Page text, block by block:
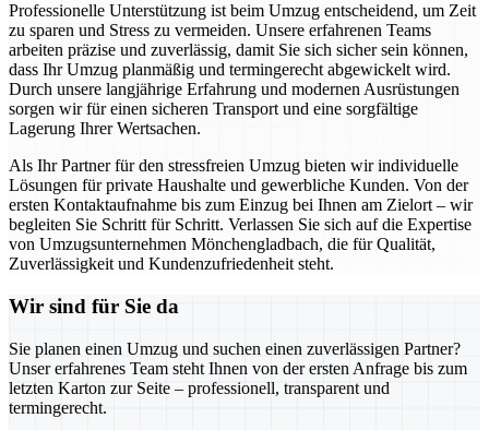
Professionelle Unterstützung ist beim Umzug entscheidend, um Zeit
zu sparen und Stress zu vermeiden. Unsere erfahrenen Teams
arbeiten präzise und zuverlässig, damit Sie sich sicher sein können,
dass Ihr Umzug planmäßig und termingerecht abgewickelt wird.
Durch unsere langjährige Erfahrung und modernen Ausrüstungen
sorgen wir für einen sicheren Transport und eine sorgfältige
Lagerung Ihrer Wertsachen.
Als Ihr Partner für den stressfreien Umzug bieten wir individuelle
Lösungen für private Haushalte und gewerbliche Kunden. Von der
ersten Kontaktaufnahme bis zum Einzug bei Ihnen am Zielort – wir
begleiten Sie Schritt für Schritt. Verlassen Sie sich auf die Expertise
von Umzugsunternehmen Mönchengladbach, die für Qualität,
Zuverlässigkeit und Kundenzufriedenheit steht.
Wir sind für Sie da
Sie planen einen Umzug und suchen einen zuverlässigen Partner?
Unser erfahrenes Team steht Ihnen von der ersten Anfrage bis zum
letzten Karton zur Seite – professionell, transparent und
termingerecht.